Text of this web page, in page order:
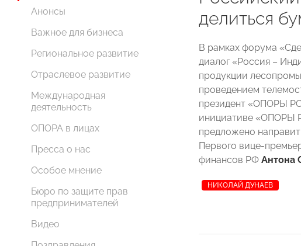
Анонсы
Важное для бизнеса
Региональное развитие
Отраслевое развитие
Международная
деятельность
ОПОРА в лицах
Пресса о нас
Особое мнение
Бюро по защите прав
предпринимателей
Видео
делиться
В рамках форума
диалог «Россия –
продукции
проведением
президент «ОПОРЫ
инициативе «ОПОРЫ
предложено
Первого вице-
финансов РФ Антона
НИКОЛАЙ ДУНАЕВ